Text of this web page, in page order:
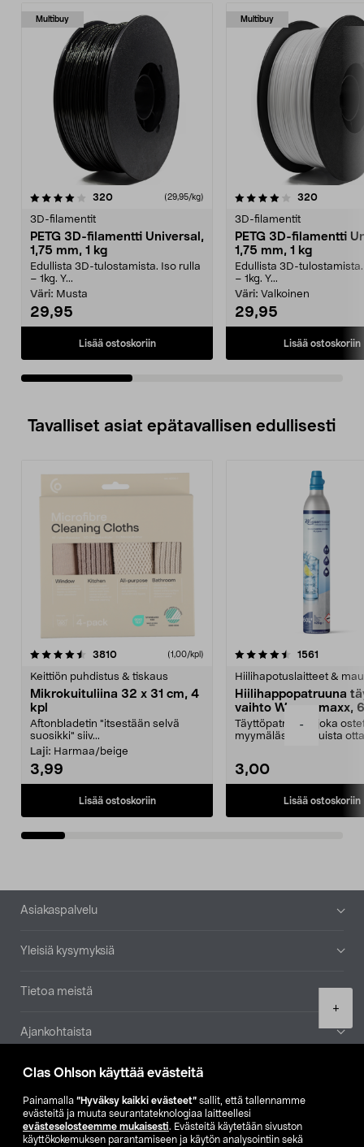
Clas Ohlson käyttää evästeitä
Painamalla ”Hyväksy kaikki evästeet” sallit, että tallennamme
evästeitä ja muuta seurantateknologiaa laitteellesi
evästeselosteemme mukaisesti. Evästeitä käytetään sivuston
käyttökokemuksen parantamiseen ja käytön analysointiin sekä
-
+
Multibuy
320arvostelut (29,95/kg)
3D-filamentit
PETG 3D-filamentti Universal,
1,75 mm, 1 kg
Edullista 3D-tulostamista. Iso rulla
– 1kg. Y...
Väri: Musta
29,95
Lisää ostoskoriin
Multibuy
4.0viidestä
320arvostelut
3D-filamentit
PETG 3D-filamentti
1,75 mm, 1 kg
Edullista 3D-
– 1kg. Y...
Väri: Valkoinen
29,95
Lisää ostoskoriin
4.0viidestä
Tavalliset asiat epätavallisen edullisesti
3810arvostelut (1,00/kpl)
Keittiön puhdistus & tiskaus
Mikrokuituliina 32 x 31 cm, 4
kpl
Aftonbladetin "itsestään selvä
suosikki" siiv...
Laji: Harmaa/beige
3,99
Lisää ostoskoriin
4.5viidestä
1561
Hiilihapotuslaitteet &
Hiilihappopatruuna
vaihto Wassermaxx,
Täyttöpatruuna, joka
myymälästä – muista
3,00
Lisää ostoskoriin
4.5viidestä
Alatunniste
Asiakaspalvelu
Yleisiä kysymyksiä
Tietoa meistä
Ajankohtaista
Muut yrityksemme
Etsi myymälä